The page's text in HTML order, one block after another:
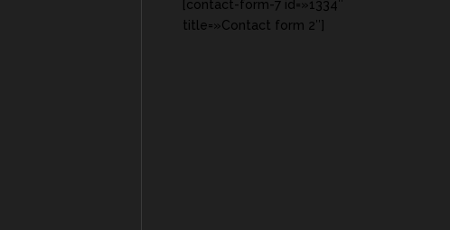
[contact-form-7 id=»1334″
title=»Contact form 2″]